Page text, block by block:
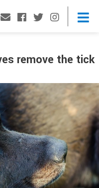
remove the tick